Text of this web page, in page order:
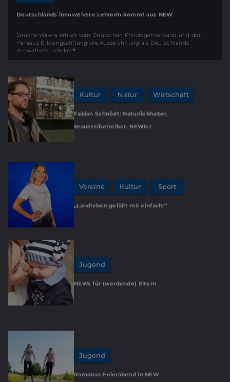
Deutschlands innovativste Lehrerin kommt aus NEW
Simone Wawra erhielt vom Deutschen Philologenverband und der
Heraeus Bildungsstiftung die Auszeichnung als Deutschlands
innovativste Lehrkraft.
Kultur Natur Wirtschaft
Fabian Schnödt: Naturliebhaber,
Brauereibetreiber, NEWler
Vereine Kultur Sport
„Landleben gefällt mir einfach!“
Jugend
NEWs für (werdende) Eltern
Jugend
Ramonas Feierabend in NEW